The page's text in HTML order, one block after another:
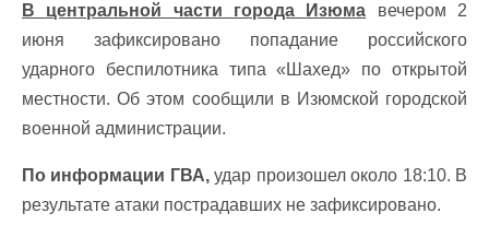
В центральной части города Изюма вечером 2
июня зафиксировано попадание российского
ударного беспилотника типа «Шахед» по открытой
местности. Об этом сообщили в Изюмской городской
военной администрации.
По информации ГВА,удар произошел около 18:10. В
результате атаки пострадавших не зафиксировано.